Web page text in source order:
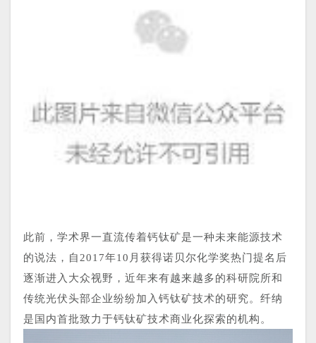
此前，学术界一直流传着钙钛矿是一种未来能源技术
的说法，自2017年10月获得诺贝尔化学奖热门提名后
逐渐进入大众视野，近年来有越来越多的科研院所和
传统光伏头部企业纷纷加入钙钛矿技术的研究。纤纳
是国内首批致力于钙钛矿技术商业化探索的机构。